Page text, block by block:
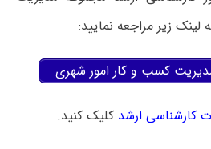
زیر مراجعه نمایید:
مدیریت کسب و کار امور شهری
کارشناسی ارشد کلیک کنید.